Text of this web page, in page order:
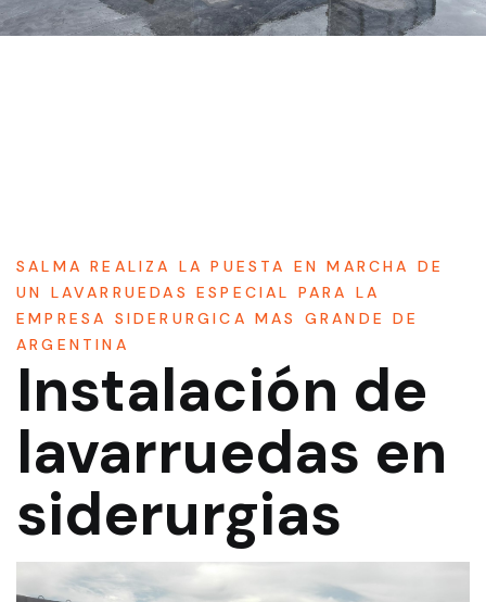
SALMA REALIZA LA PUESTA EN MARCHA DE
UN LAVARRUEDAS ESPECIAL PARA LA
EMPRESA SIDERURGICA MAS GRANDE DE
ARGENTINA
Instalación de
lavarruedas en
siderurgias